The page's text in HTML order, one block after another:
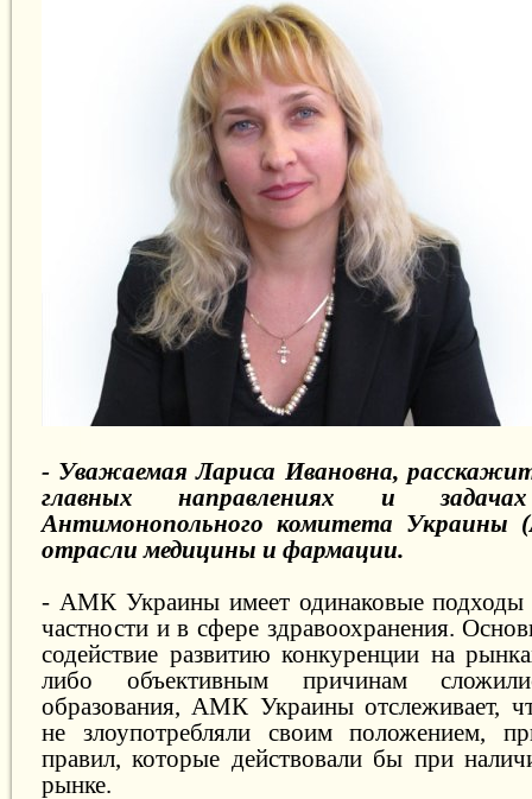
- Уважаемая Лариса Ивановна,
главных направлениях и задачах
Антимонопольного комитета
отрасли медицины и фармации.
- АМК Украины имеет одинаковые подходы
частности и в сфере здравоохранения.
содействие развитию конкуренции на
либо объективным причинам
образования, АМК Украины отслеживает,
не злоупотребляли своим положением,
правил, которые действовали бы при
рынке.